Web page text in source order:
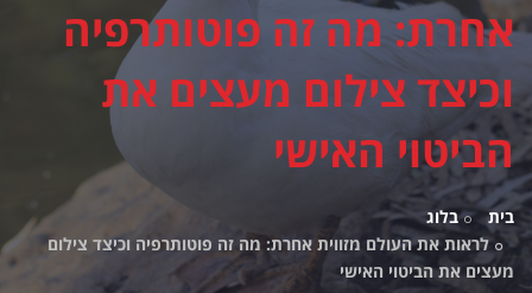
אחרת: מה זה פוטותרפיה
וכיצד צילום מעצים את
הביטוי האישי
בית
בלוג
לראות את העולם מזווית אחרת: מה זה פוטותרפיה וכיצד צילום
מעצים את הביטוי האישי